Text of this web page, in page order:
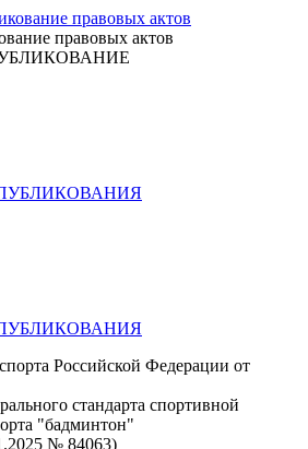
правовых актов
Российской Федерации от
стандарта спортивной
"бадминтон"
№ 84063)